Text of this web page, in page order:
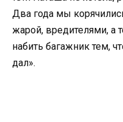
Два года мы
жарой, вредителями, а
набить багажник тем,
дал».